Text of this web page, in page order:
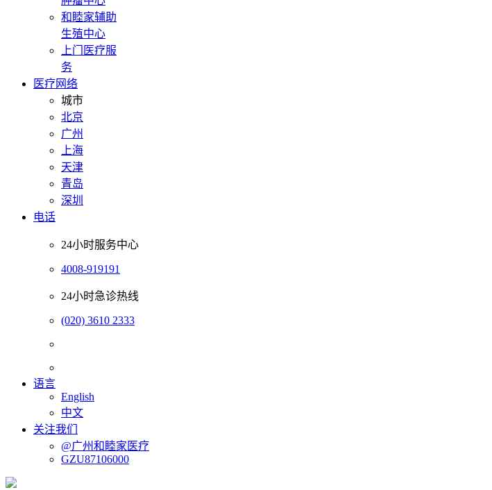
和睦家辅助
生殖中心
上门医疗服
务
医疗网络
城市
北京
广州
上海
天津
青岛
深圳
电话
24小时服务中心
4008-919191
24小时急诊热线
(020) 3610 2333
语言
English
中文
关注我们
@广州和睦家医疗
GZU87106000